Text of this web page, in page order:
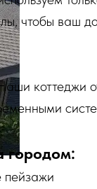
чтобы ваш
коттеджи
городом:
пейзажи